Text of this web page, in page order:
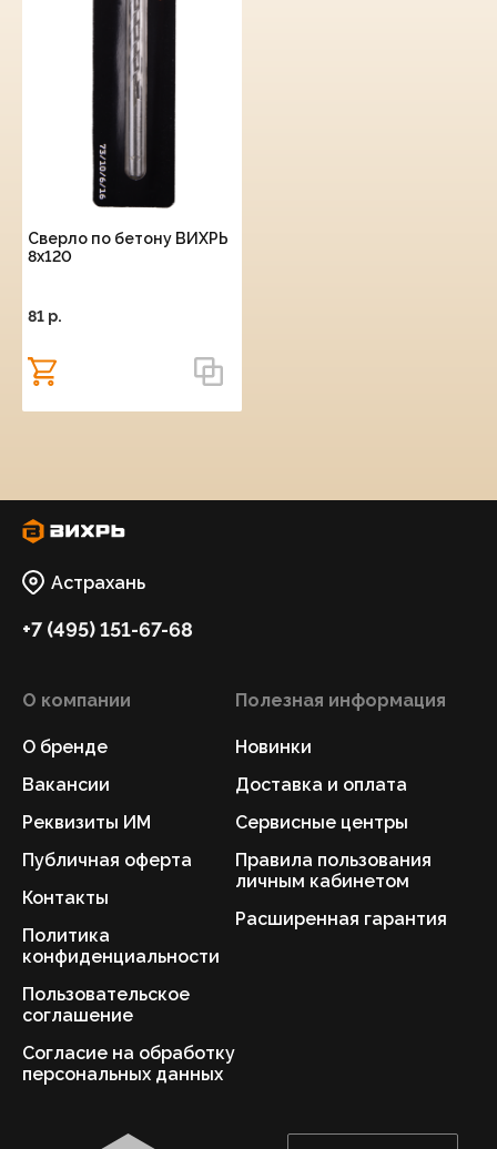
Сверло по бетону ВИХРЬ
8x120
81 p.
Астрахань
+7 (495) 151-67-68
О компании
О бренде
Вакансии
Реквизиты ИМ
Публичная оферта
Контакты
Политика
конфиденциальности
Пользовательское
соглашение
Согласие на обработку
персональных данных
Полезная информация
Новинки
Доставка и оплата
Сервисные центры
Правила пользования
личным кабинетом
Расширенная гарантия